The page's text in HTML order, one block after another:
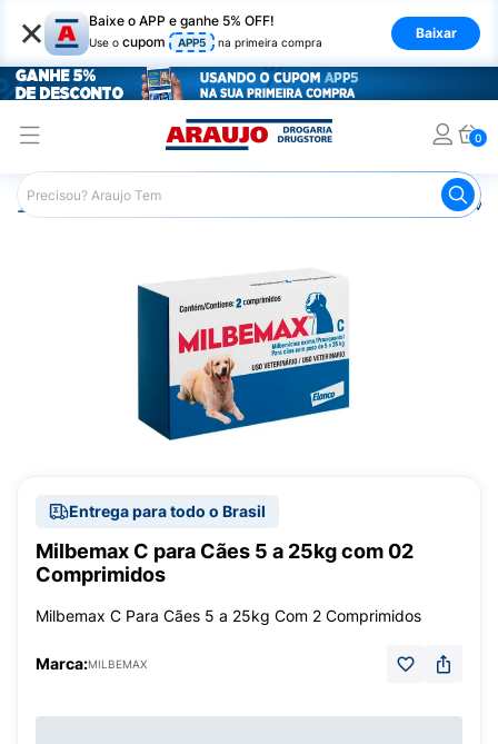
× Baixe o APP e ganhe 5% OFF!
Use o cupom APP5 na primeira compra
Baixar
0
Araujo Pet Shop Vermífugo Canino
Entrega para todo o Brasil
Milbemax C para Cães 5 a 25kg com 02
Comprimidos
Milbemax C Para Cães 5 a 25kg Com 2 Comprimidos
Marca:MILBEMAX